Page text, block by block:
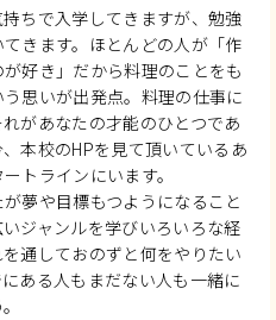
ちで入学してきますが、勉強
きます。ほとんどの人が「作
好き」だから料理のことをも
思いが出発点。料理の仕事に
があなたの才能のひとつであ
本校のHPを見て頂いているあ
トラインにいます。
夢や目標もつようになること
ジャンルを学びいろいろな経
通しておのずと何をやりたい
ある人もまだない人も一緒に